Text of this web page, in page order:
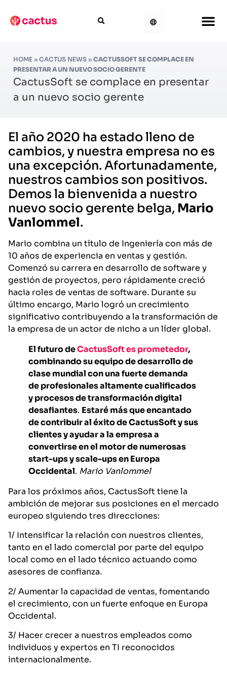
HOME » CACTUS NEWS » CACTUSSOFT SE COMPLACE EN
PRESENTAR A UN NUEVO SOCIO GERENTE
CactusSoft se complace en presentar
a un nuevo socio gerente
El año 2020 ha estado lleno de
cambios, y nuestra empresa no es
una excepción. Afortunadamente,
nuestros cambios son positivos.
Demos la bienvenida a nuestro
nuevo socio gerente belga, Mario
Vanlommel.
Mario combina un título de Ingeniería con más de
10 años de experiencia en ventas y gestión.
Comenzó su carrera en desarrollo de software y
gestión de proyectos, pero rápidamente creció
hacia roles de ventas de software. Durante su
último encargo, Mario logró un crecimiento
significativo contribuyendo a la transformación de
la empresa de un actor de nicho a un líder global.
El futuro deCactusSoft es prometedor,
combinando su equipo de desarrollo de
clase mundial con una fuerte demanda
de profesionales altamente cualificados
y procesos de transformación digital
desafiantes. Estaré más que encantado
de contribuir al éxito de CactusSoft y sus
clientes y ayudar a la empresa a
convertirse en el motor de numerosas
start-ups y scale-ups en Europa
Occidental. Mario Vanlommel
Para los próximos años, CactusSoft tiene la
ambición de mejorar sus posiciones en el mercado
europeo siguiendo tres direcciones:
1/ Intensificar la relación con nuestros clientes,
tanto en el lado comercial por parte del equipo
local como en el lado técnico actuando como
asesores de confianza.
2/ Aumentar la capacidad de ventas, fomentando
el crecimiento, con un fuerte enfoque en Europa
Occidental.
3/ Hacer crecer a nuestros empleados como
individuos y expertos en TI reconocidos
internacionalmente.